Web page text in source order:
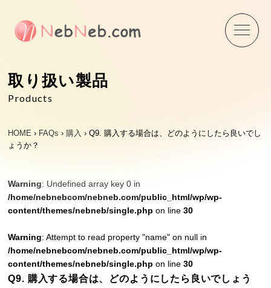
content
取り扱い製品
Products
HOME › FAQs › 購入 › Q9. 購入する場合は、どのようにしたら良いでし
ょうか？
Warning: Undefined array key 0 in
/home/nebnebcom/nebneb.com/public_html/wp/wp-
content/themes/nebneb/single.php on line30
Warning: Attempt to read property "name" on null in
/home/nebnebcom/nebneb.com/public_html/wp/wp-
content/themes/nebneb/single.php on line30
Q9. 購入する場合は、どのようにしたら良いでしょう